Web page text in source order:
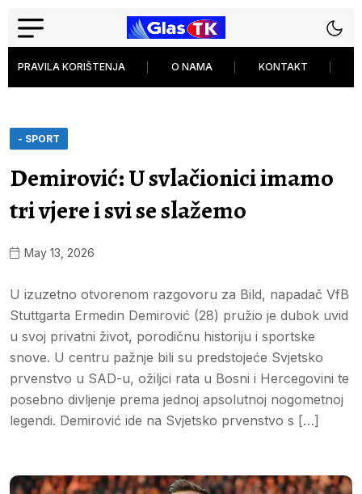
PRAVILA KORIŠTENJA O NAMA KONTAKT
- SPORT
Demirović: U svlačionici imamo
tri vjere i svi se slažemo
May 13, 2026
U izuzetno otvorenom razgovoru za Bild, napadač VfB
Stuttgarta Ermedin Demirović (28) pružio je dubok uvid
u svoj privatni život, porodičnu historiju i sportske
snove. U centru pažnje bili su predstojeće Svjetsko
prvenstvo u SAD-u, ožiljci rata u Bosni i Hercegovini te
posebno divljenje prema jednoj apsolutnoj nogometnoj
legendi. Demirović ide na Svjetsko prvenstvo s […]